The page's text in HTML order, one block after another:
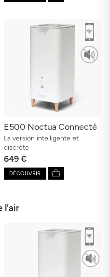
E500 Noctua Connecté
La version intelligente et
discrète
649 €
DÉCOUVRIR
l'air